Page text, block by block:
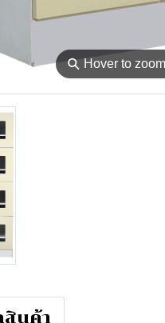
⚲ Hover to zoom
สินค้า